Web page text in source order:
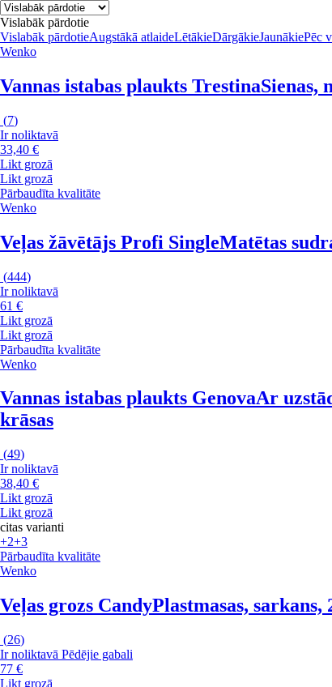
Vislabāk pārdotie
Vislabāk pārdotieAugstākā atlaideLētākieDārgākieJaunākiePēc
Wenko
Vannas istabas plaukts TrestinaSienas,
(7)
Ir noliktavā
33,40 €
Likt grozā
Likt grozā
Pārbaudīta kvalitāte
Wenko
Veļas žāvētājs Profi SingleMatētas
(444)
Ir noliktavā
61 €
Likt grozā
Likt grozā
Pārbaudīta kvalitāte
Wenko
Vannas istabas plaukts GenovaAr
krāsas
(49)
Ir noliktavā
38,40 €
Likt grozā
Likt grozā
citas varianti
+2+3
Pārbaudīta kvalitāte
Wenko
Veļas grozs CandyPlastmasas, sarkans,
(26)
Ir noliktavā Pēdējie gabali
77 €
Likt grozā